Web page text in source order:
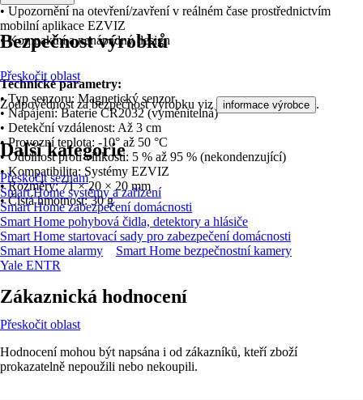
• Upozornění na otevření/zavření v reálném čase prostřednictvím
mobilní aplikace EZVIZ
• Kompaktní a nenápadný design
Technické parametry:
• Typ senzoru: Magnetický senzor
• Napájení: Baterie CR2032 (vyměnitelná)
• Detekční vzdálenost: Až 3 cm
• Provozní teplota: -10° až 50 °C
• Odolnost proti vlhkosti: 5 % až 95 % (nekondenzující)
• Kompatibilita: Systémy EZVIZ
• Rozměry: 71 × 20 × 20 mm
• Čistá hmotnost: 30 g
Bezpečnost výrobků
Přeskočit oblast
Zodpovědnost za bezpečnost výrobku viz informace výrobce .
Další kategorie
Přeskočit seznam
Smart Home systémy a zařízení
Smart Home zabezpečení domácnosti
Smart Home pohybová čidla, detektory a hlásiče
Smart Home startovací sady pro zabezpečení domácnosti
Smart Home alarmy
Smart Home bezpečnostní kamery
Yale ENTR
Zákaznická hodnocení
Přeskočit oblast
Hodnocení mohou být napsána i od zákazníků, kteří zboží
prokazatelně nepoužili nebo nekoupili.